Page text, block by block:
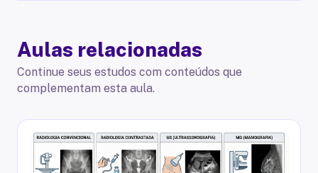
Aulas relacionadas
Continue seus estudos com conteúdos que
complementam esta aula.